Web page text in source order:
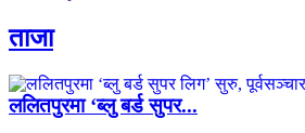
ताजा
ललितपुरमा ‘ब्लु बर्ड सुपर...